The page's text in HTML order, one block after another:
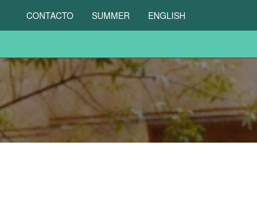
CONTACTO SUMMER ENGLISH